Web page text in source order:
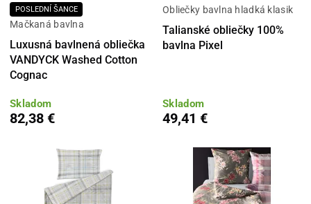
POSLEDNÍ ŠANCE
Mačkaná bavlna
Luxusná bavlnená obliečka
VANDYCK Washed Cotton
Cognac
Skladom
82,38 €
Obliečky bavlna hladká klasik
Talianské obliečky 100%
bavlna Pixel
Skladom
49,41 €